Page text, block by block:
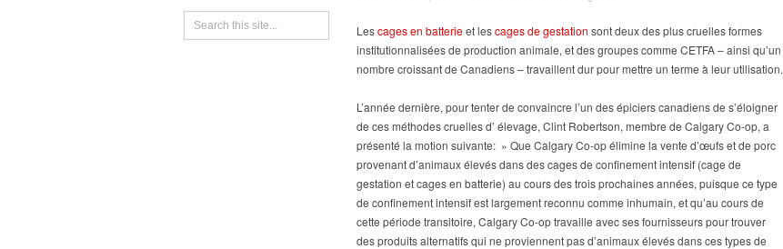
l’élimination
par
Calgary
de
la
vente
d’
œufs
et
de
porc
Lescages en batterieet lescages de gestation sont deux des plus cruelles formes
institutionnalisées de production animale, et des groupes comme CETFA – ainsi qu’un
nombre croissant de Canadiens – travaillent dur pour mettre un terme à leur utilisation.
L’année dernière, pour tenter de convaincre l’un des épiciers canadiens de s’éloigner
de ces méthodes cruelles d’ élevage, Clint Robertson, membre de Calgary Co-op, a
présenté la motion suivante: » Que Calgary Co-op élimine la vente d’œufs et de porc
provenant d’animaux élevés dans des cages de confinement intensif (cage de
gestation et cages en batterie) au cours des trois prochaines années, puisque ce type
de confinement intensif est largement reconnu comme inhumain, et qu’au cours de
cette période transitoire, Calgary Co-op travaille avec ses fournisseurs pour trouver
des produits alternatifs qui ne proviennent pas d’animaux élevés dans ces types de